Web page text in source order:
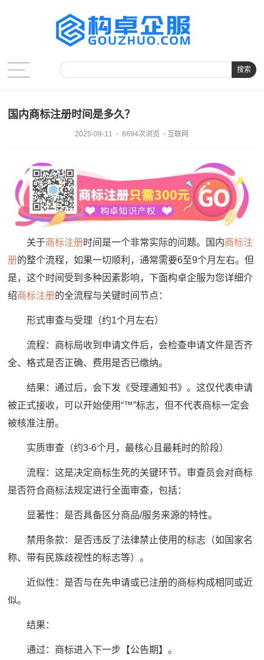
搜索
国内商标注册时间是多久？
2025-09-11 6694次浏览 互联网
关于商标注册时间是一个非常实际的问题。国内商标注
册的整个流程，如果一切顺利，通常需要6至9个月左右。但
是，这个时间受到多种因素影响，下面构卓企服为您详细介
绍商标注册的全流程与关键时间节点：
形式审查与受理（约1个月左右）
流程：商标局收到申请文件后，会检查申请文件是否齐
全、格式是否正确、费用是否已缴纳。
结果：通过后，会下发《受理通知书》。这仅代表申请
被正式接收，可以开始使用“™”标志，但不代表商标一定会
被核准注册。
实质审查（约3-6个月，最核心且最耗时的阶段）
流程：这是决定商标生死的关键环节。审查员会对商标
是否符合商标法规定进行全面审查，包括：
显著性：是否具备区分商品/服务来源的特性。
禁用条款：是否违反了法律禁止使用的标志（如国家名
称、带有民族歧视性的标志等）。
近似性：是否与在先申请或已注册的商标构成相同或近
似。
结果：
通过：商标进入下一步【公告期】。